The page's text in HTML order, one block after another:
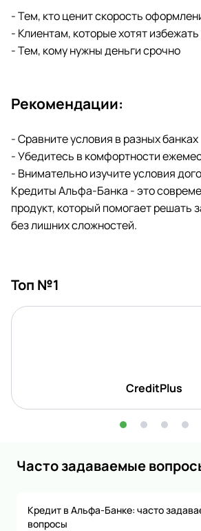
- Тем, кто ценит скорость
- Клиентам, которые хотят
- Тем, кому нужны деньги срочно
Рекомендации:
- Сравните условия в разных банках
- Убедитесь в комфортности
- Внимательно изучите условия
Кредиты Альфа-Банка - это
продукт, который помогает решать
без лишних сложностей.
Топ №1
CreditPlus
Часто задаваемые
Кредит в Альфа-Банке: часто
вопросы